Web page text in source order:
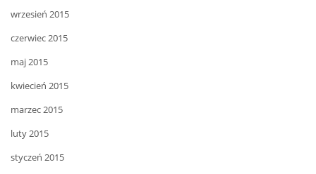
wrzesień 2015
czerwiec 2015
maj 2015
kwiecień 2015
marzec 2015
luty 2015
styczeń 2015